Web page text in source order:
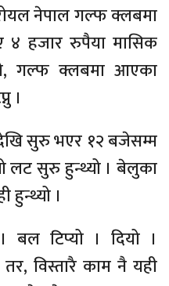
नेपाल गल्फ क्लबमा
४ हजार रुपैया मासिक
गल्फ क्लबमा आएका
।
सुरु भएर १२ बजेसम्म
लट सुरु हुन्थ्यो । बेलुका
।
बल टिप्यो । दियो ।
विस्तारै काम नै यही